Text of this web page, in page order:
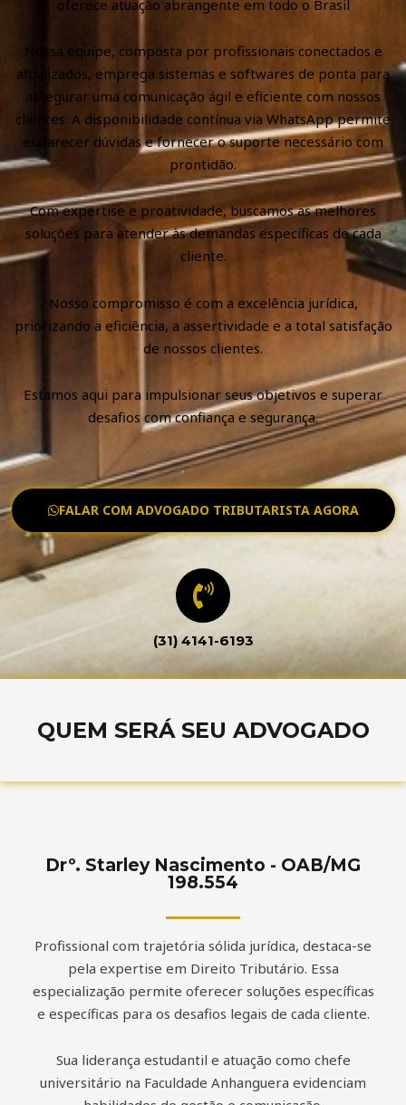
oferece atuação abrangente em todo o Brasil
Nossa equipe, composta por profissionais conectados e
atualizados, emprega sistemas e softwares de ponta para
assegurar uma comunicação ágil e eficiente com nossos
clientes. A disponibilidade contínua via WhatsApp permite
esclarecer dúvidas e fornecer o suporte necessário com
prontidão.
Com expertise e proatividade, buscamos as melhores
soluções para atender às demandas específicas de cada
cliente.
Nosso compromisso é com a excelência jurídica,
priorizando a eficiência, a assertividade e a total satisfação
de nossos clientes.
Estamos aqui para impulsionar seus objetivos e superar
desafios com confiança e segurança.
FALAR COM ADVOGADO TRIBUTARISTA AGORA
(31) 4141-6193
QUEM SERÁ SEU ADVOGADO
Drº. Starley Nascimento - OAB/MG
198.554
Profissional com trajetória sólida jurídica, destaca-se
pela expertise em Direito Tributário. Essa
especialização permite oferecer soluções específicas
e específicas para os desafios legais de cada cliente.
Sua liderança estudantil e atuação como chefe
universitário na Faculdade Anhanguera evidenciam